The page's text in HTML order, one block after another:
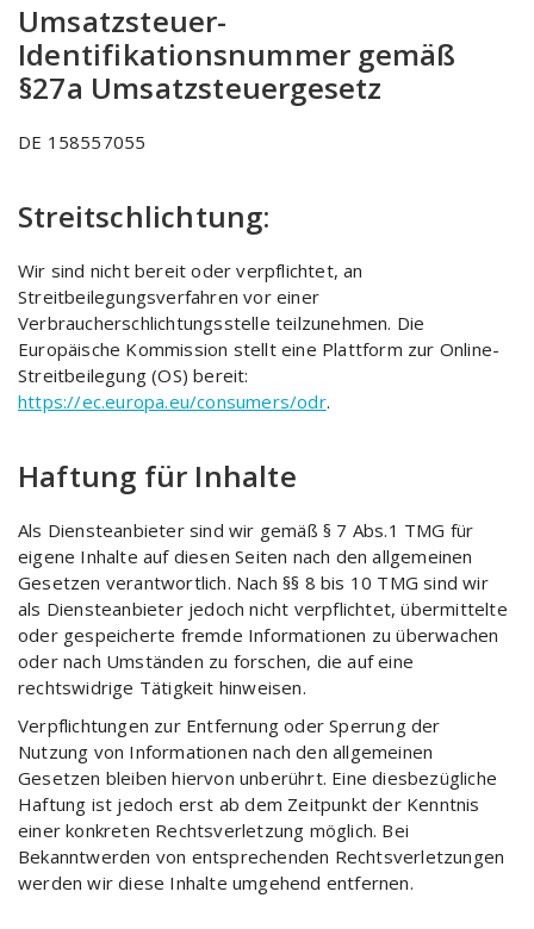
Umsatzsteuer-
Identifikationsnummer gemäß
§27a Umsatzsteuergesetz
DE 158557055
Streitschlichtung:
Wir sind nicht bereit oder verpflichtet, an
Streitbeilegungsverfahren vor einer
Verbraucherschlichtungsstelle teilzunehmen. Die
Europäische Kommission stellt eine Plattform zur Online-
Streitbeilegung (OS) bereit:
https://ec.europa.eu/consumers/odr.
Haftung für Inhalte
Als Diensteanbieter sind wir gemäß § 7 Abs.1 TMG für
eigene Inhalte auf diesen Seiten nach den allgemeinen
Gesetzen verantwortlich. Nach §§ 8 bis 10 TMG sind wir
als Diensteanbieter jedoch nicht verpflichtet, übermittelte
oder gespeicherte fremde Informationen zu überwachen
oder nach Umständen zu forschen, die auf eine
rechtswidrige Tätigkeit hinweisen.
Verpflichtungen zur Entfernung oder Sperrung der
Nutzung von Informationen nach den allgemeinen
Gesetzen bleiben hiervon unberührt. Eine diesbezügliche
Haftung ist jedoch erst ab dem Zeitpunkt der Kenntnis
einer konkreten Rechtsverletzung möglich. Bei
Bekanntwerden von entsprechenden Rechtsverletzungen
werden wir diese Inhalte umgehend entfernen.